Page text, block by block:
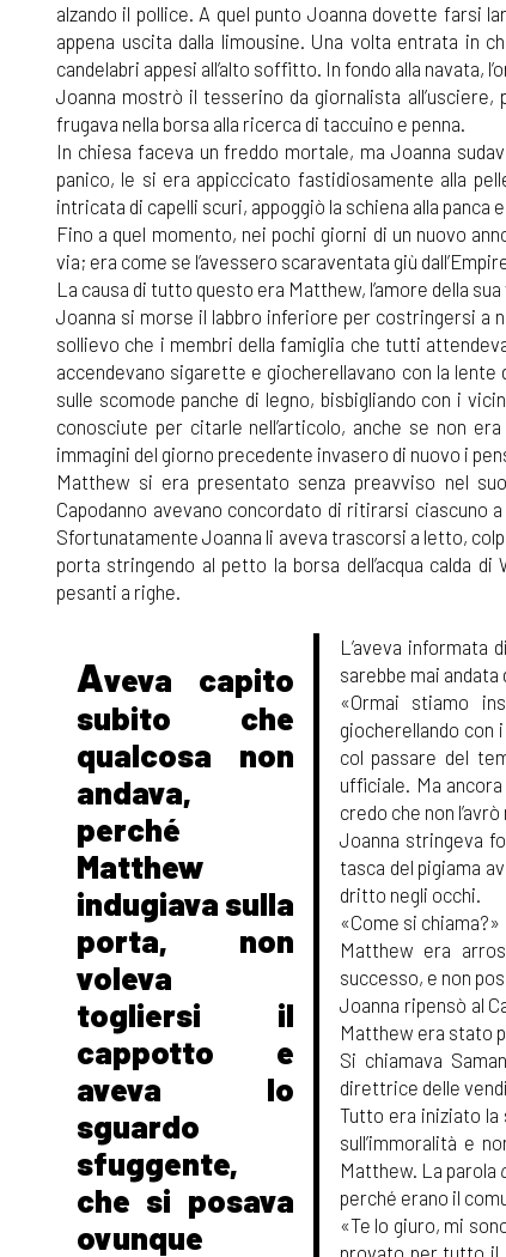
alzando il pollice. A quel punto Joanna dovette farsi
appena uscita dalla limousine. Una volta entrata in
candelabri appesi all’alto soffitto. In fondo alla navata,
Joanna mostrò il tesserino da giornalista
frugava nella borsa alla ricerca di taccuino e penna.
In chiesa faceva un freddo mortale, ma Joanna
panico, le si era appiccicato fastidiosamente alla
intricata di capelli scuri, appoggiò la schiena alla panca
Fino a quel momento, nei pochi giorni di un nuovo
via; era come se l’avessero scaraventata giù
La causa di tutto questo era Matthew, l’amore della
Joanna si morse il labbro inferiore per costringersi a
sollievo che i membri della famiglia che tutti
accendevano sigarette e giocherellavano con la
sulle scomode panche di legno, bisbigliando con i
conosciute per citarle nell’articolo, anche se non
immagini del giorno precedente invasero di nuovo i
Matthew si era presentato senza preavviso nel
Capodanno avevano concordato di ritirarsi ciascuno
Sfortunatamente Joanna li aveva trascorsi a letto,
porta stringendo al petto la borsa dell’acqua calda
pesanti a righe.
Aveva capito
subito che
qualcosa non
andava,
perché
Matthew
indugiava sulla
porta, non
voleva
togliersi il
cappotto e
aveva lo
sguardo
sfuggente,
che si posava
ovunque
L’aveva informata
sarebbe mai
«Ormai stiamo
giocherellando con
col passare del
ufficiale. Ma
credo che non l’avrò
Joanna stringeva
tasca del pigiama
dritto negli occhi.
«Come si chiama?»
Matthew era
successo, e non
Joanna ripensò al
Matthew era stato
Si chiamava
direttrice delle
Tutto era iniziato la
sull’immoralità e
Matthew. La parola
perché erano il
«Te lo giuro, mi